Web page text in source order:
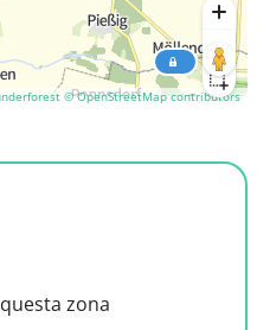
© OpenStreetMap contributors
zona